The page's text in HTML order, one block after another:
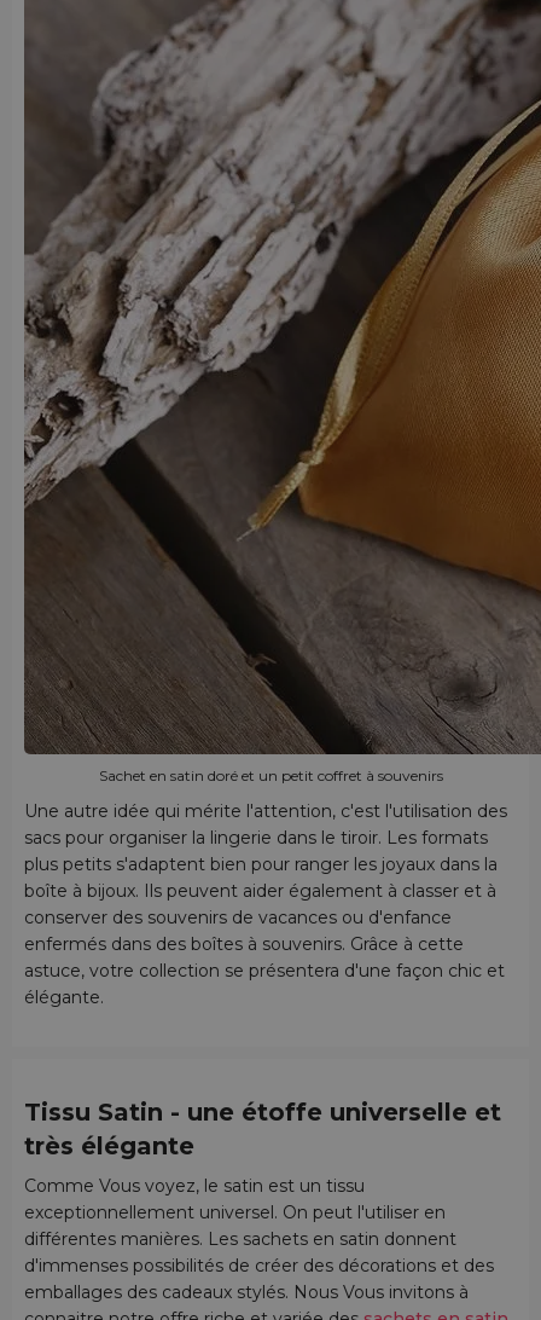
Sachet en satin doré et un petit coffret à souvenirs
Une autre idée qui mérite l'attention, c'est l'utilisation des
sacs pour organiser la lingerie dans le tiroir. Les formats
plus petits s'adaptent bien pour ranger les joyaux dans la
boîte à bijoux. Ils peuvent aider également à classer et à
conserver des souvenirs de vacances ou d'enfance
enfermés dans des boîtes à souvenirs. Grâce à cette
astuce, votre collection se présentera d'une façon chic et
élégante.
Tissu Satin - une étoffe universelle et
très élégante
Comme Vous voyez, le satin est un tissu
exceptionnellement universel. On peut l'utiliser en
différentes manières. Les sachets en satin donnent
d'immenses possibilités de créer des décorations et des
emballages des cadeaux stylés. Nous Vous invitons à